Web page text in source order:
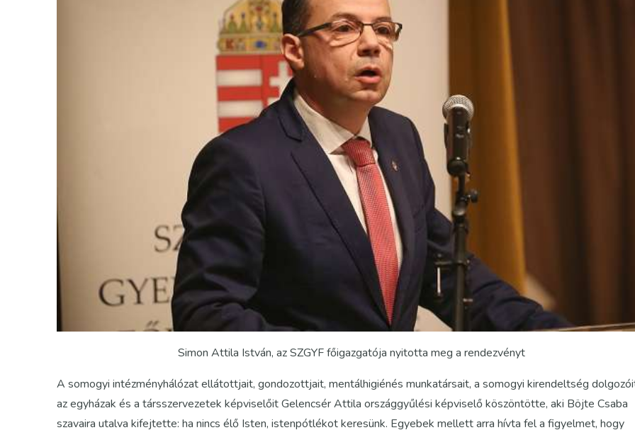
Simon Attila István, az SZGYF főigazgatója nyitotta meg a rendezvényt
A somogyi intézményhálózat ellátottjait, gondozottjait, mentálhigiénés munkatársait, a somogyi kirendeltség
az egyházak és a társszervezetek képviselőit Gelencsér Attila országgyűlési képviselő köszöntötte, aki Böjte Csaba
szavaira utalva kifejtette: ha nincs élő Isten, istenpótlékot keresünk. Egyebek mellett arra hívta fel a figyelmet, hogy